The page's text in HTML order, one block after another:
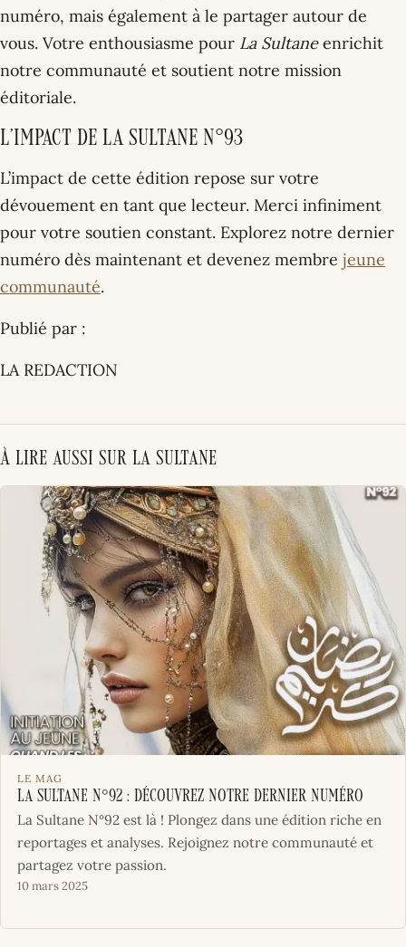
numéro, mais également à le partager autour de
vous. Votre enthousiasme pour La Sultaneenrichit
notre communauté et soutient notre mission
éditoriale.
L’impact de La Sultane N°93
L’impact de cette édition repose sur votre
dévouement en tant que lecteur. Merci infiniment
pour votre soutien constant. Explorez notre dernier
numéro dès maintenant et devenez membre jeune
communauté.
Publié par :
LA REDACTION
À lire aussi sur La Sultane
LE MAG
La Sultane N°92 : Découvrez notre dernier numéro
La Sultane N°92 est là ! Plongez dans une édition riche en
reportages et analyses. Rejoignez notre communauté et
partagez votre passion.
10 mars 2025